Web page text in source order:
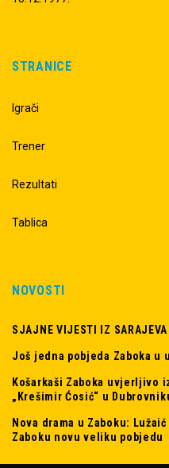
STRANICE
Igrači
Trener
Rezultati
Tablica
NOVOSTI
SJAJNE VIJESTI IZ SARAJEVA
Još jedna pobjeda Zaboka
Košarkaši Zaboka uvjerljivo
„Krešimir Ćosić“ u
Nova drama u Zaboku:
Zaboku novu veliku pobjedu